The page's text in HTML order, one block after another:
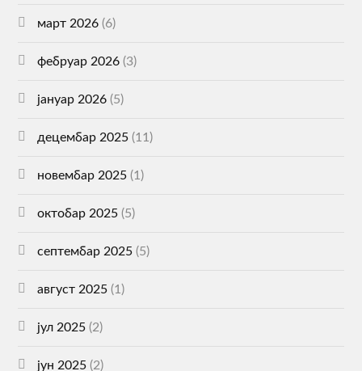
март 2026 (6)
фебруар 2026 (3)
јануар 2026 (5)
децембар 2025 (11)
новембар 2025 (1)
октобар 2025 (5)
септембар 2025 (5)
август 2025 (1)
јул 2025 (2)
јун 2025 (2)